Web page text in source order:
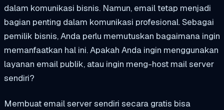
dalam komunikasi bisnis. Namun, email tetap menjadi
bagian penting dalam komunikasi profesional. Sebagai
pemilik bisnis, Anda perlu memutuskan bagaimana ingin
memanfaatkan hal ini. Apakah Anda ingin menggunakan
layanan email publik, atau ingin meng-host mail server
sendiri?
Membuat email server sendiri secara gratis bisa